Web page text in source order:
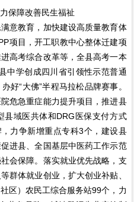
保障改善民生福祉
教育，加快建设高质量教育体
项目，开工职教中心整体迁建项
高考综合改革等，全县高考一本
中学创成四川省引领性示范普通
好“大佛”半程马拉松品牌赛事。
危急重症能力提升项目，推进县
县域医共体和DRG医保支付方式
力争新增重点专科3个，建设县
进县、全国基层中医药工作示范
会保障。落实就业优先战略，支
群体就业创业，扩大创业补贴、
区）农民工综合服务站99个，力